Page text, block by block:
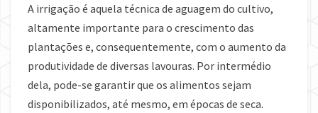
A irrigação é aquela técnica de aguagem do cultivo,
altamente importante para o crescimento das
plantações e, consequentemente, com o aumento da
produtividade de diversas lavouras. Por intermédio
dela, pode-se garantir que os alimentos sejam
disponibilizados, até mesmo, em épocas de seca.